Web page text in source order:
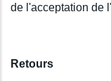
de l'acceptation de
Retours